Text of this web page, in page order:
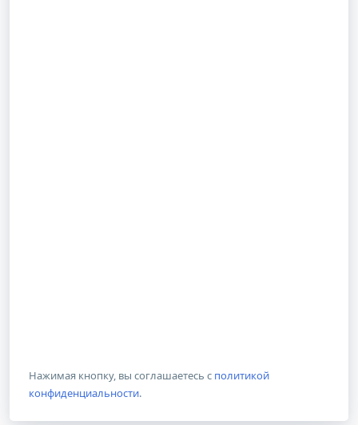
Нажимая кнопку, вы соглашаетесь с политикой
конфиденциальности.